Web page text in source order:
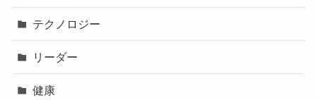
テクノロジー
リーダー
健康